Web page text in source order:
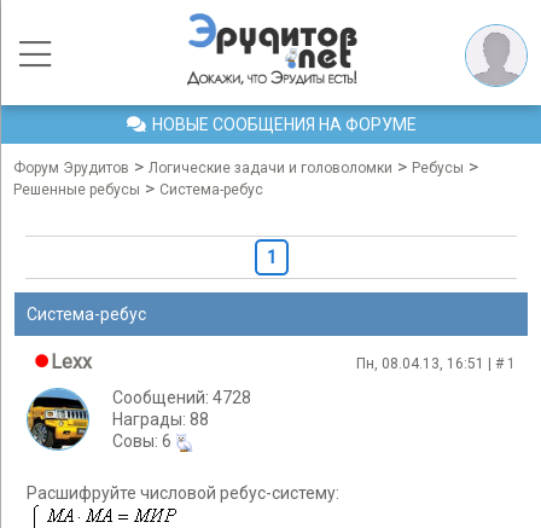
НОВЫЕ СООБЩЕНИЯ НА ФОРУМЕ
Форум Эрудитов > Логические задачи и головоломки > Ребусы >
Решенные ребусы > Система-ребус
1
Система-ребус
Lexx Пн, 08.04.13, 16:51 | # 1
Сообщений: 4728
Награды: 88
Cовы: 6
Расшифруйте числовой ребус-систему: